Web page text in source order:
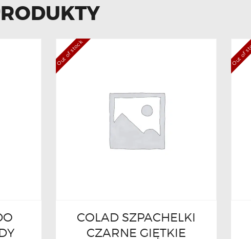
Out of stock
COLAD SZPACHELKI
CZARNE GIĘTKIE
Out of